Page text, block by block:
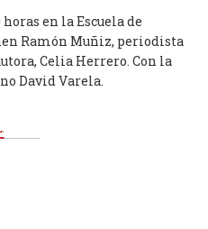
horas en la Escuela de
Ramón Muñiz, periodista
Celia Herrero. Con la
David Varela.